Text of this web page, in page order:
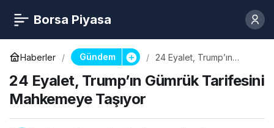
Borsa Piyasa
Haberler Gündem
24 Eyalet, Trump’ın
Mahkemeye Taşıyor
24 Eyalet, Trump’ın Gümrük Tarifesini
Mahkemeye Taşıyor